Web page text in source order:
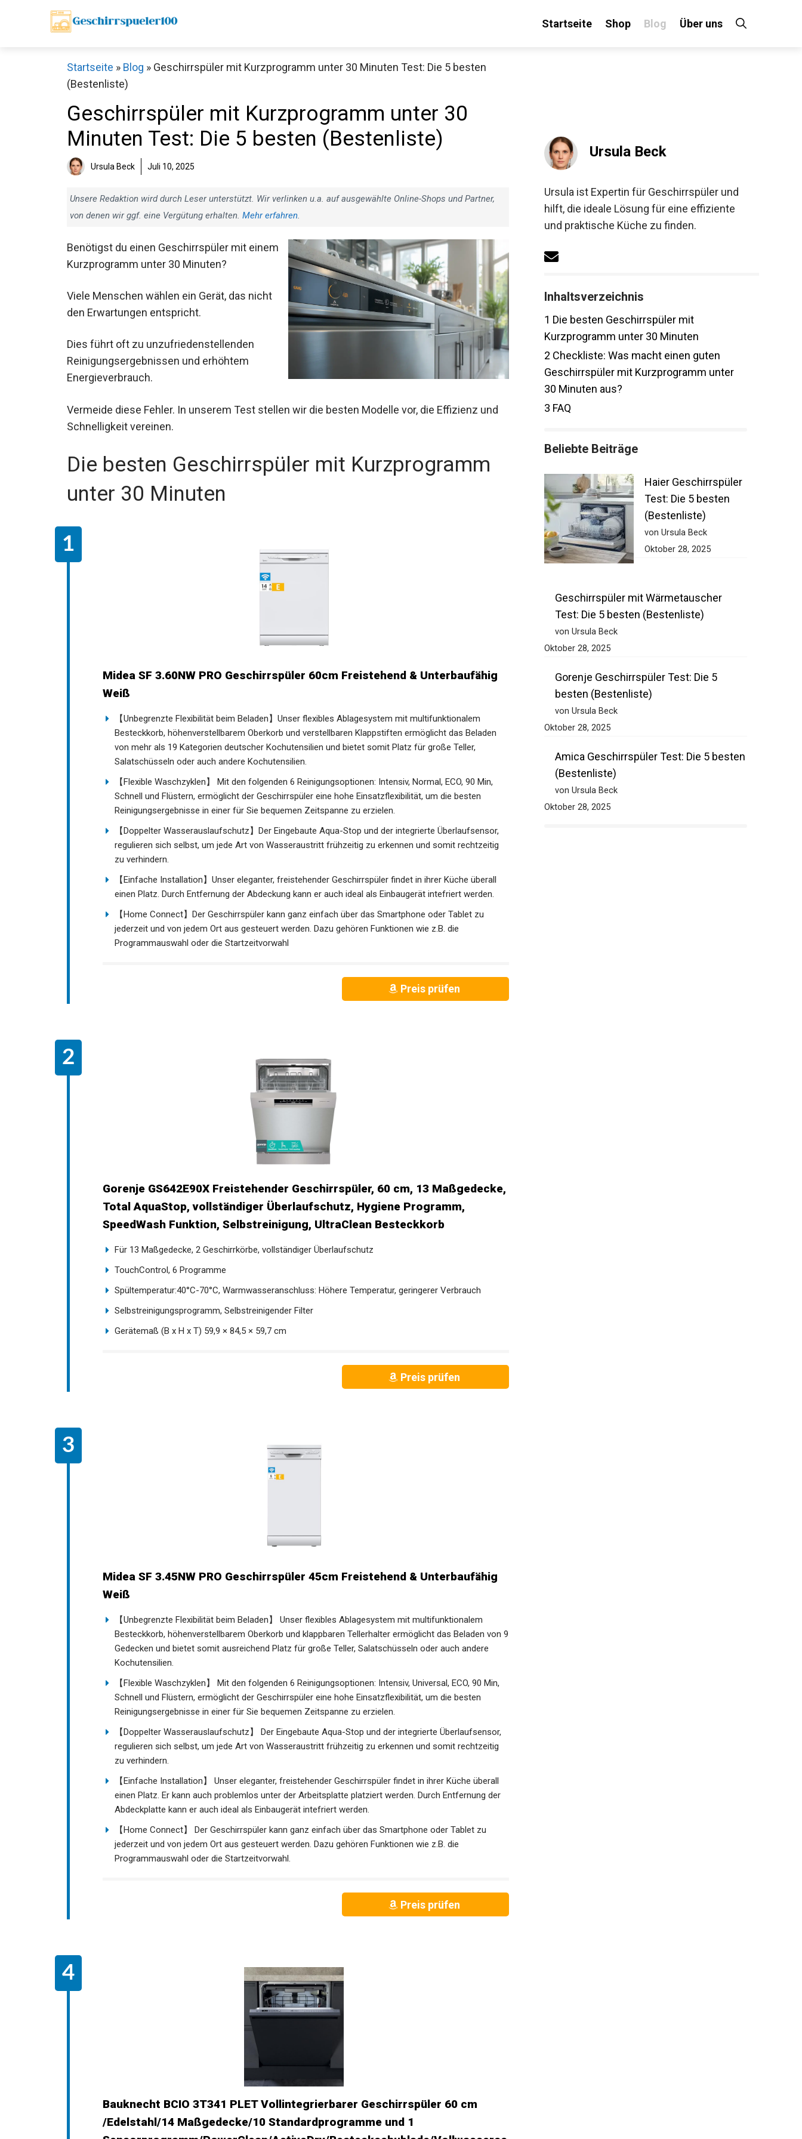
Startseite Shop Blog Über uns
Startseite » Blog » Geschirrspüler mit Kurzprogramm unter 30 Minuten Test: Die 5 besten
(Bestenliste)
Geschirrspüler mit Kurzprogramm unter 30
Minuten Test: Die 5 besten (Bestenliste)
Ursula Beck Juli 10, 2025
Unsere Redaktion wird durch Leser unterstützt. Wir verlinken u.a. auf ausgewählte Online-Shops und Partner,
von denen wir ggf. eine Vergütung erhalten. Mehr erfahren.
Benötigst du einen Geschirrspüler mit einem
Kurzprogramm unter 30 Minuten?
Viele Menschen wählen ein Gerät, das nicht
den Erwartungen entspricht.
Dies führt oft zu unzufriedenstellenden
Reinigungsergebnissen und erhöhtem
Energieverbrauch.
Vermeide diese Fehler. In unserem Test stellen wir die besten Modelle vor, die Effizienz und
Schnelligkeit vereinen.
Die besten Geschirrspüler mit Kurzprogramm
unter 30 Minuten
Midea SF 3.60NW PRO Geschirrspüler 60cm Freistehend & Unterbaufähig
Weiß
【Unbegrenzte Flexibilität beim Beladen】Unser flexibles Ablagesystem mit multifunktionalem
Besteckkorb, höhenverstellbarem Oberkorb und verstellbaren Klappstiften ermöglicht das Beladen
von mehr als 19 Kategorien deutscher Kochutensilien und bietet somit Platz für große Teller,
Salatschüsseln oder auch andere Kochutensilien.
【Flexible Waschzyklen】 Mit den folgenden 6 Reinigungsoptionen: Intensiv, Normal, ECO, 90 Min,
Schnell und Flüstern, ermöglicht der Geschirrspüler eine hohe Einsatzflexibilität, um die besten
Reinigungsergebnisse in einer für Sie bequemen Zeitspanne zu erzielen.
【Doppelter Wasserauslaufschutz】Der Eingebaute Aqua-Stop und der integrierte Überlaufsensor,
regulieren sich selbst, um jede Art von Wasseraustritt frühzeitig zu erkennen und somit rechtzeitig
zu verhindern.
【Einfache Installation】Unser eleganter, freistehender Geschirrspüler findet in ihrer Küche überall
einen Platz. Durch Entfernung der Abdeckung kann er auch ideal als Einbaugerät intefriert werden.
【Home Connect】Der Geschirrspüler kann ganz einfach über das Smartphone oder Tablet zu
jederzeit und von jedem Ort aus gesteuert werden. Dazu gehören Funktionen wie z.B. die
Programmauswahl oder die Startzeitvorwahl
Preis prüfen
Gorenje GS642E90X Freistehender Geschirrspüler, 60 cm, 13 Maßgedecke,
Total AquaStop, vollständiger Überlaufschutz, Hygiene Programm,
SpeedWash Funktion, Selbstreinigung, UltraClean Besteckkorb
Für 13 Maßgedecke, 2 Geschirrkörbe, vollständiger Überlaufschutz
TouchControl, 6 Programme
Spültemperatur:40°C-70°C, Warmwasseranschluss: Höhere Temperatur, geringerer Verbrauch
Selbstreinigungsprogramm, Selbstreinigender Filter
Gerätemaß (B x H x T) 59,9 × 84,5 × 59,7 cm
Preis prüfen
Midea SF 3.45NW PRO Geschirrspüler 45cm Freistehend & Unterbaufähig
Weiß
【Unbegrenzte Flexibilität beim Beladen】 Unser flexibles Ablagesystem mit multifunktionalem
Besteckkorb, höhenverstellbarem Oberkorb und klappbaren Tellerhalter ermöglicht das Beladen von 9
Gedecken und bietet somit ausreichend Platz für große Teller, Salatschüsseln oder auch andere
Kochutensilien.
【Flexible Waschzyklen】 Mit den folgenden 6 Reinigungsoptionen: Intensiv, Universal, ECO, 90 Min,
Schnell und Flüstern, ermöglicht der Geschirrspüler eine hohe Einsatzflexibilität, um die besten
Reinigungsergebnisse in einer für Sie bequemen Zeitspanne zu erzielen.
【Doppelter Wasserauslaufschutz】 Der Eingebaute Aqua-Stop und der integrierte Überlaufsensor,
regulieren sich selbst, um jede Art von Wasseraustritt frühzeitig zu erkennen und somit rechtzeitig
zu verhindern.
【Einfache Installation】 Unser eleganter, freistehender Geschirrspüler findet in ihrer Küche überall
einen Platz. Er kann auch problemlos unter der Arbeitsplatte platziert werden. Durch Entfernung der
Abdeckplatte kann er auch ideal als Einbaugerät intefriert werden.
【Home Connect】 Der Geschirrspüler kann ganz einfach über das Smartphone oder Tablet zu
jederzeit und von jedem Ort aus gesteuert werden. Dazu gehören Funktionen wie z.B. die
Programmauswahl oder die Startzeitvorwahl.
Preis prüfen
Bauknecht BCIO 3T341 PLET Vollintegrierbarer Geschirrspüler 60 cm
/Edelstahl/14 Maßgedecke/10 Standardprogramme und 1
Ursula Beck
Ursula ist Expertin für Geschirrspüler und
hilft, die ideale Lösung für eine effiziente
und praktische Küche zu finden.
Inhaltsverzeichnis
1 Die besten Geschirrspüler mit
Kurzprogramm unter 30 Minuten
2 Checkliste: Was macht einen guten
Geschirrspüler mit Kurzprogramm unter
30 Minuten aus?
3 FAQ
Beliebte Beiträge
Haier Geschirrspüler
Test: Die 5 besten
(Bestenliste)
von Ursula Beck
Oktober 28, 2025
Geschirrspüler mit Wärmetauscher
Test: Die 5 besten (Bestenliste)
von Ursula Beck
Oktober 28, 2025
Gorenje Geschirrspüler Test: Die 5
besten (Bestenliste)
von Ursula Beck
Oktober 28, 2025
Amica Geschirrspüler Test: Die 5 besten
(Bestenliste)
von Ursula Beck
Oktober 28, 2025